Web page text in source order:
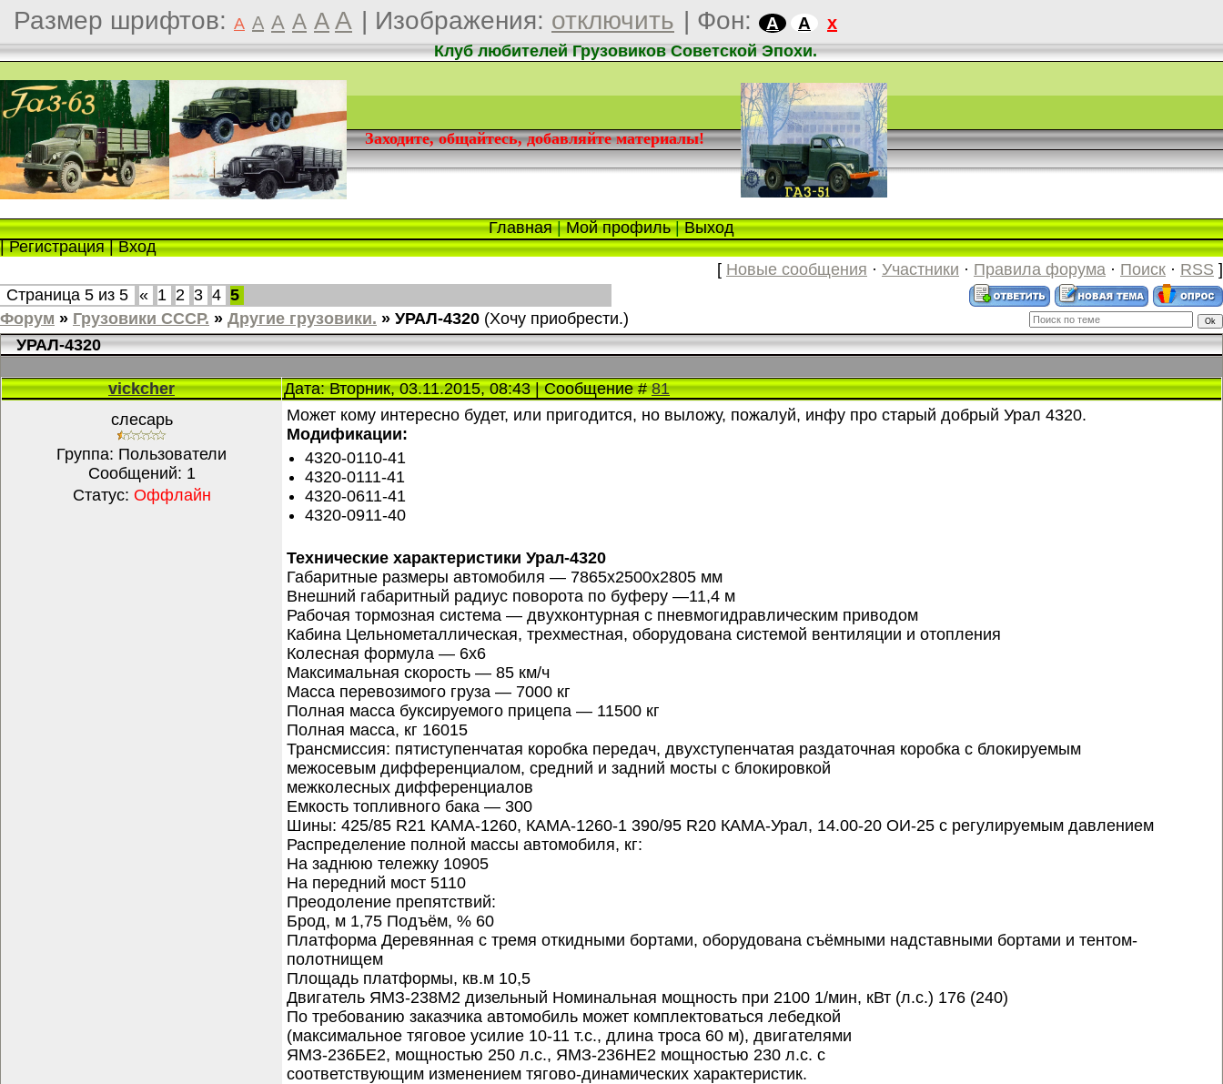
Размер шрифтов: A A A A A A | Изображения: отключить | Фон: A A x
Клуб любителей Грузовиков Советской Эпохи.
Заходите, общайтесь, добавляйте материалы!
Главная|Мой профиль|Выход
|Регистрация|Вход
[ Новые сообщения · Участники · Правила форума · Поиск · RSS ]
Страница 5 из 5 « 1 2 3 4 5
Форум » Грузовики СССР. » Другие грузовики. » УРАЛ-4320 (Хочу приобрести.)
УРАЛ-4320
vickcher Дата: Вторник, 03.11.2015, 08:43 | Сообщение #81
слесарь
Группа: Пользователи
Сообщений: 1
Статус: Оффлайн
Может кому интересно будет, или пригодится, но выложу, пожалуй, инфу про старый добрый Урал 4320.
Модификации:
4320-0110-41
4320-0111-41
4320-0611-41
4320-0911-40
Технические характеристики Урал-4320
Габаритные размеры автомобиля — 7865х2500х2805 мм
Внешний габаритный радиус поворота по буферу —11,4 м
Рабочая тормозная система — двухконтурная с пневмогидравлическим приводом
Кабина Цельнометаллическая, трехместная, оборудована системой вентиляции и отопления
Колесная формула — 6x6
Максимальная скорость — 85 км/ч
Масса перевозимого груза — 7000 кг
Полная масса буксируемого прицепа — 11500 кг
Полная масса, кг 16015
Трансмиссия: пятиступенчатая коробка передач, двухступенчатая раздаточная коробка с блокируемым
межосевым дифференциалом, средний и задний мосты с блокировкой
межколесных дифференциалов
Емкость топливного бака — 300
Шины: 425/85 R21 КАМА-1260, КАМА-1260-1 390/95 R20 КАМА-Урал, 14.00-20 ОИ-25 с регулируемым давлением
Распределение полной массы автомобиля, кг:
На заднюю тележку 10905
На передний мост 5110
Преодоление препятствий:
Брод, м 1,75 Подъём, % 60
Платформа Деревянная с тремя откидными бортами, оборудована съёмными надставными бортами и тентом-
полотнищем
Площадь платформы, кв.м 10,5
Двигатель ЯМЗ-238М2 дизельный Номинальная мощность при 2100 1/мин, кВт (л.с.) 176 (240)
По требованию заказчика автомобиль может комплектоваться лебедкой
(максимальное тяговое усилие 10-11 т.с., длина троса 60 м), двигателями
ЯМЗ-236БЕ2, мощностью 250 л.с., ЯМЗ-236НЕ2 мощностью 230 л.с. с
соответствующим изменением тягово-динамических характеристик.